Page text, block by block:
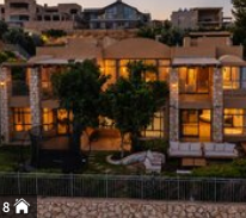
8 חדרי שינה